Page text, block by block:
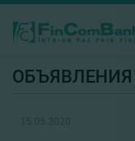
ОБЪЯВЛЕНИЯ
15.05.2020